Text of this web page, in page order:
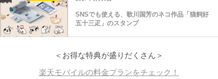
SNSでも使える、歌川国芳のネコ作品「猫飼好
五十三疋」のスタンプ
＜お得な特典が盛りだくさん＞
楽天モバイルの料金プランをチェック！